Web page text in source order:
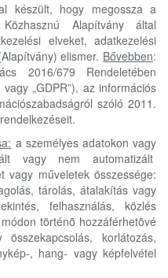
készült, hogy megossza a
Alapítvány által
elveket, adatkezelési
elismer. Bővebben:
2016/679 Rendeletében
„GDPR”), az információs
szóló 2011.
a személyes adatokon vagy
vagy nem automatizált
vagy műveletek összessége:
tárolás, átalakítás vagy
felhasználás, közlés
történõ hozzáférhetõvé
korlátozás,
, hang- vagy képfelvétel